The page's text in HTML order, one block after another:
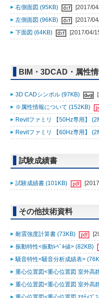
右側面図 (95KB)
[2017/
左側面図 (96KB)
[2017/
下面図 (64KB)
[2017/04/
BIM・3DCAD・属性
3D CADシンボル (97KB)
※属性情報について (152KB)
Revitファミリ 【50Hz専用】
Revitファミリ 【60Hz専用】
試験成績書
試験成績書 (101KB)
その他技術資料
耐震強度計算書 (73KB)
振動特性<振動ﾚﾍﾞﾙ値> (82KB)
騒音特性<騒音分析成績表>
重心位置図<重心位置図 室外高
重心位置図<重心位置図 室外高